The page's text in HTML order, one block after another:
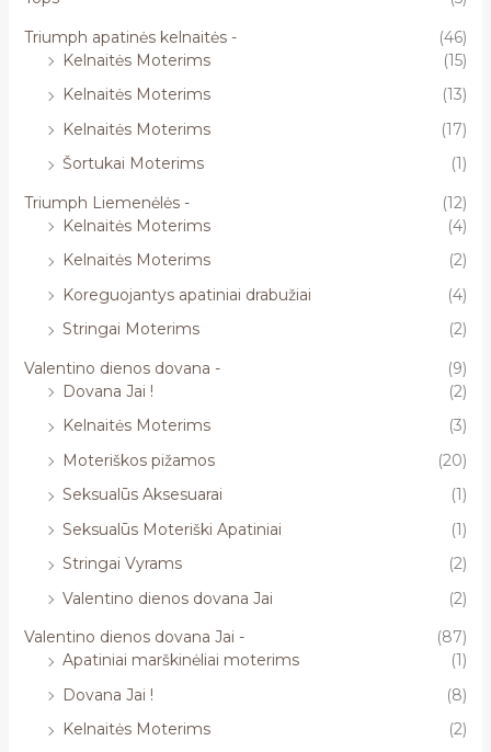
Triumph apatinės kelnaitės -
(46)
Kelnaitės Moterims
(15)
Kelnaitės Moterims
(13)
Kelnaitės Moterims
(17)
Šortukai Moterims
(1)
Triumph Liemenėlės -
(12)
Kelnaitės Moterims
(4)
Kelnaitės Moterims
(2)
Koreguojantys apatiniai drabužiai
(4)
Stringai Moterims
(2)
Valentino dienos dovana -
(9)
Dovana Jai !
(2)
Kelnaitės Moterims
(3)
Moteriškos pižamos
(20)
Seksualūs Aksesuarai
(1)
Seksualūs Moteriški Apatiniai
(1)
Stringai Vyrams
(2)
Valentino dienos dovana Jai
(2)
Valentino dienos dovana Jai -
(87)
Apatiniai marškinėliai moterims
(1)
Dovana Jai !
(8)
Kelnaitės Moterims
(2)